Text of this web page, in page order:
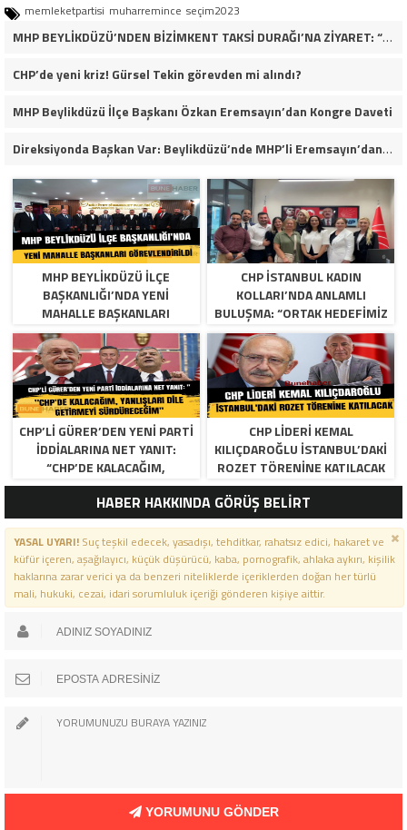
memleketpartisi muharremince seçim2023
MHP BEYLİKDÜZÜ’NDEN BİZİMKENT TAKSİ DURAĞI’NA ZİYARET: “ESNAFIMIZIN YANINDAYIZ”
CHP’de yeni kriz! Gürsel Tekin görevden mi alındı?
MHP Beylikdüzü İlçe Başkanı Özkan Eremsayın’dan Kongre Daveti
Direksiyonda Başkan Var: Beylikdüzü’nde MHP’li Eremsayın’dan Esnafa Tam Destek!
MHP BEYLIKDÜZÜ İLÇE
BAŞKANLIĞI’NDA YENI
MAHALLE BAŞKANLARI
GÖREVLENDIRILDI
CHP İSTANBUL KADIN
KOLLARI’NDA ANLAMLI
BULUŞMA: “ORTAK HEDEFIMIZ
ADALET VE EŞITLIK”
CHP’LI GÜRER’DEN YENI PARTI
İDDIALARINA NET YANIT:
“CHP’DE KALACAĞIM,
YANLIŞLARI DILE GETIRMEYI
SÜRDÜRECEĞIM”
CHP LIDERI KEMAL
KILIÇDAROĞLU İSTANBUL’DAKI
ROZET TÖRENINE KATILACAK
HABER HAKKINDA GÖRÜŞ BELİRT
YASAL UYARI!Suç teşkil edecek, yasadışı, tehditkar, rahatsız edici, hakaret ve
küfür içeren, aşağılayıcı, küçük düşürücü, kaba, pornografik, ahlaka aykırı, kişilik
haklarına zarar verici ya da benzeri niteliklerde içeriklerden doğan her türlü
mali, hukuki, cezai, idari sorumluluk içeriği gönderen kişiye aittir.
YORUMUNU GÖNDER